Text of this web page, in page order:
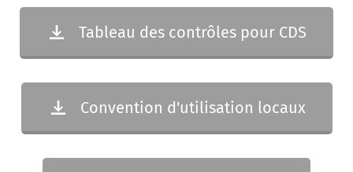
Tableau des contrôles pour CDS
Convention d'utilisation locaux